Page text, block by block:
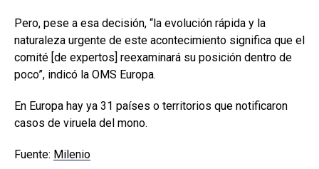
Pero, pese a esa decisión, “la evolución rápida y la
naturaleza urgente de este acontecimiento significa que el
comité [de expertos] reexaminará su posición dentro de
poco”, indicó la OMS Europa.
En Europa hay ya 31 países o territorios que notificaron
casos de viruela del mono.
Fuente: Milenio